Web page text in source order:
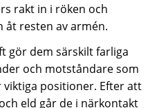
rakt in i röken och
åt resten av armén.
gör dem särskilt farliga
och motståndare som
positioner. Efter att
eld går de i närkontakt